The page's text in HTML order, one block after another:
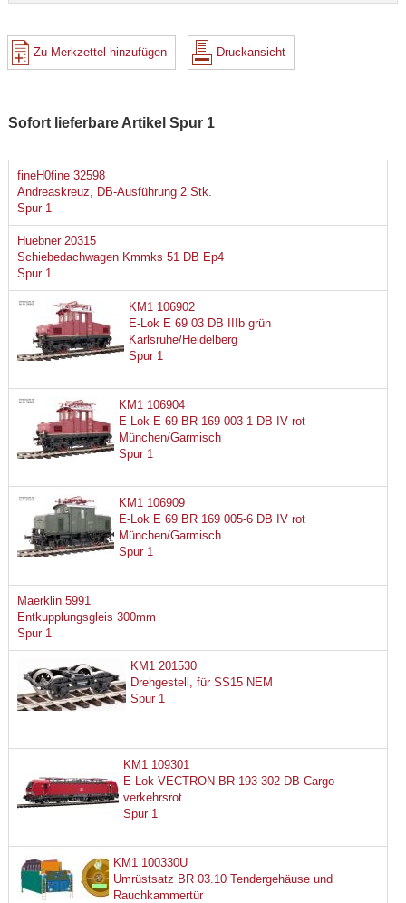
Zu Merkzettel hinzufügen Druckansicht
Sofort lieferbare Artikel Spur 1
fineH0fine 32598
Andreaskreuz, DB-Ausführung 2 Stk.
Spur 1
Huebner 20315
Schiebedachwagen Kmmks 51 DB Ep4
Spur 1
KM1 106902
E-Lok E 69 03 DB IIIb grün
Karlsruhe/Heidelberg
Spur 1
KM1 106904
E-Lok E 69 BR 169 003-1 DB IV rot
München/Garmisch
Spur 1
KM1 106909
E-Lok E 69 BR 169 005-6 DB IV rot
München/Garmisch
Spur 1
Maerklin 5991
Entkupplungsgleis 300mm
Spur 1
KM1 201530
Drehgestell, für SS15 NEM
Spur 1
KM1 109301
E-Lok VECTRON BR 193 302 DB Cargo
verkehrsrot
Spur 1
KM1 100330U
Umrüstsatz BR 03.10 Tendergehäuse und
Rauchkammertür